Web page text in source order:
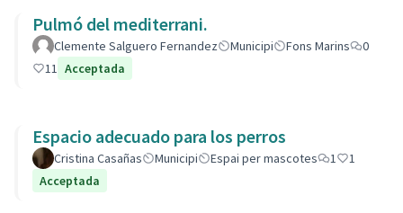
Pulmó del mediterrani.
Clemente Salguero Fernandez Municipi Fons Marins
0
11 Acceptada
Espacio adecuado para los perros
Cristina Casañas Municipi Espai per mascotes 1
1
Acceptada